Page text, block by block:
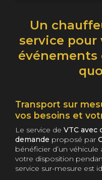
Un
service pour
Transport sur
vos besoins et
Le service de VTC avec
demande proposé par
bénéficier d’un
votre disposition
service sur-mesure est